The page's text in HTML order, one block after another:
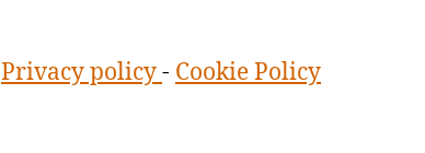
Privacy policy- Cookie Policy